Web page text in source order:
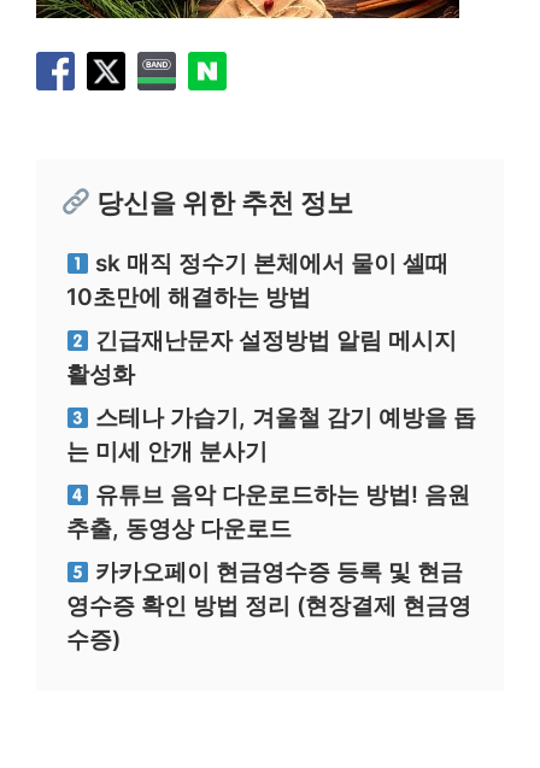
당신을 위한 추천 정보
sk 매직 정수기 본체에서 물이 셀때
10초만에 해결하는 방법
긴급재난문자 설정방법 알림 메시지
활성화
스테나 가습기, 겨울철 감기 예방을 돕
는 미세 안개 분사기
유튜브 음악 다운로드하는 방법! 음원
추출, 동영상 다운로드
카카오페이 현금영수증 등록 및 현금
영수증 확인 방법 정리 (현장결제 현금영
수증)